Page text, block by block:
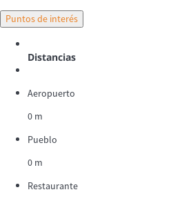
Puntos de interés
Distancias
Aeropuerto
0 m
Pueblo
0 m
Restaurante